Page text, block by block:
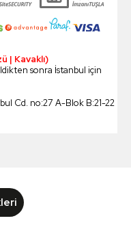
| Kavaklı)
sonra İstanbul için
Cd. no:27 A-Blok B:21-22